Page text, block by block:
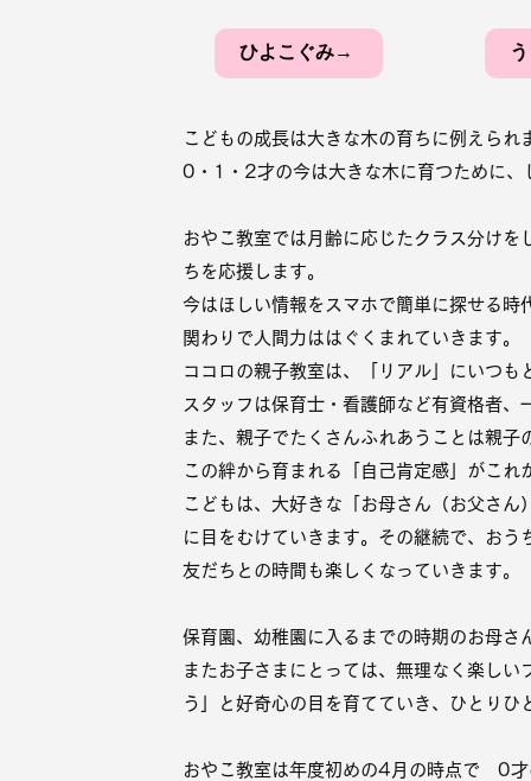
ひよこぐみ→
こどもの成長は大きな木の育ちに例えられ
0・1・2才の今は大きな木に育つために、
おやこ教室では月齢に応じたクラス分け
ちを応援します。
今はほしい情報をスマホで簡単に探せる
関わりで人間力ははぐくまれていきます。
ココロの親子教室は、「リアル」にいつ
スタッフは保育士・看護師など有資格者
また、親子でたくさんふれあうことは親子
この絆から育まれる「自己肯定感」がこ
こどもは、大好きな「 お母さん（お父さん
に目をむけていきます。その継続で、お
友だちとの時間も楽しくなっていきます。
保育園、幼稚園に入るまでの時期のお母
またお子さまにとっては、無理なく楽し
う」と好奇心の目を育てていき、ひとり
おやこ教室は年度初めの4月の時点で 0